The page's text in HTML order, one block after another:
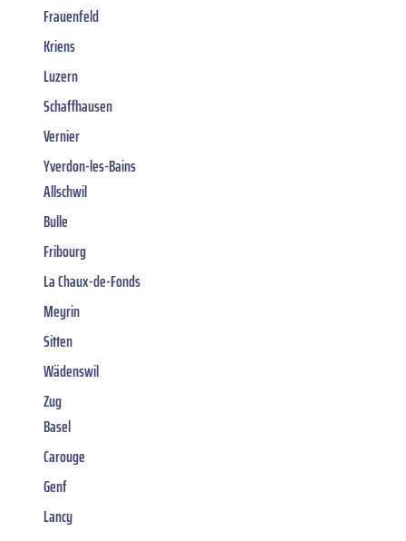
Frauenfeld
Kriens
Luzern
Schaffhausen
Vernier
Yverdon-les-Bains
Allschwil
Bulle
Fribourg
La Chaux-de-Fonds
Meyrin
Sitten
Wädenswil
Zug
Basel
Carouge
Genf
Lancy